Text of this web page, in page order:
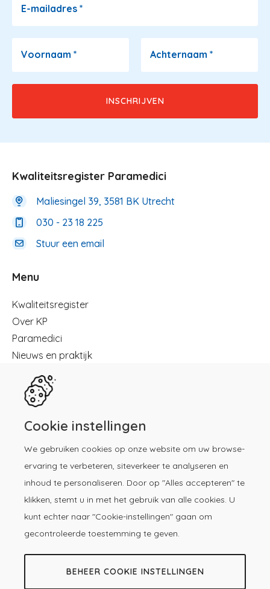
E-mailadres *
Voornaam * Achternaam *
Cookie instellingen
We gebruiken cookies op onze website om uw browse-
ervaring te verbeteren, siteverkeer te analyseren en
inhoud te personaliseren. Door op "Alles accepteren" te
klikken, stemt u in met het gebruik van alle cookies. U
kunt echter naar "Cookie-instellingen" gaan om
gecontroleerde toestemming te geven.
BEHEER COOKIE INSTELLINGEN
Kwaliteitsregister Paramedici
Maliesingel 39, 3581 BK Utrecht
030 - 23 18 225
Stuur een email
Menu
Menu
Kwaliteitsregister
Over KP
Paramedici
Nieuws en praktijk
Kennisbibliotheek
Herregistratie
Contact